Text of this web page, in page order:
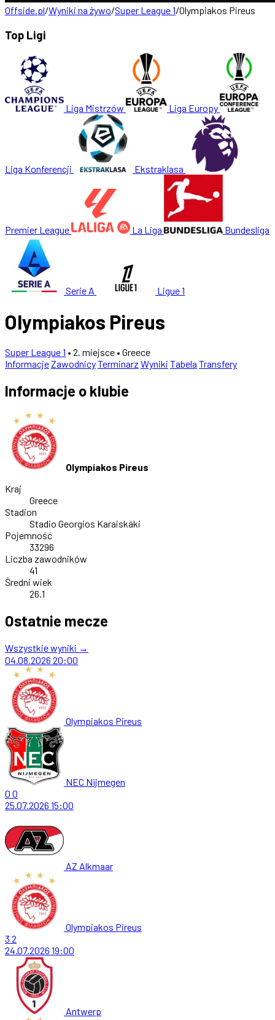
Offside.pl/Wyniki na żywo/Super League 1/Olympiakos Pireus
Top Ligi
Liga Mistrzów Liga Europy
Liga Konferencji Ekstraklasa
Premier League La Liga Bundesliga
Serie A Ligue 1
Olympiakos Pireus
Super League 1 • 2. miejsce • Greece
InformacjeZawodnicyTerminarz Wyniki Tabela Transfery
Informacje o klubie
Olympiakos Pireus
Kraj
Greece
Stadion
Stadio Georgios Karaiskáki
Pojemność
33296
Liczba zawodników
41
Średni wiek
26.1
Ostatnie mecze
Wszystkie wyniki →
04.08.2026 20:00
Olympiakos Pireus
NEC Nijmegen
0 0
25.07.2026 15:00
AZ Alkmaar
Olympiakos Pireus
3 2
24.07.2026 19:00
Antwerp